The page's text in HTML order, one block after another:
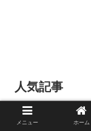
人気記事
メニュー ホーム